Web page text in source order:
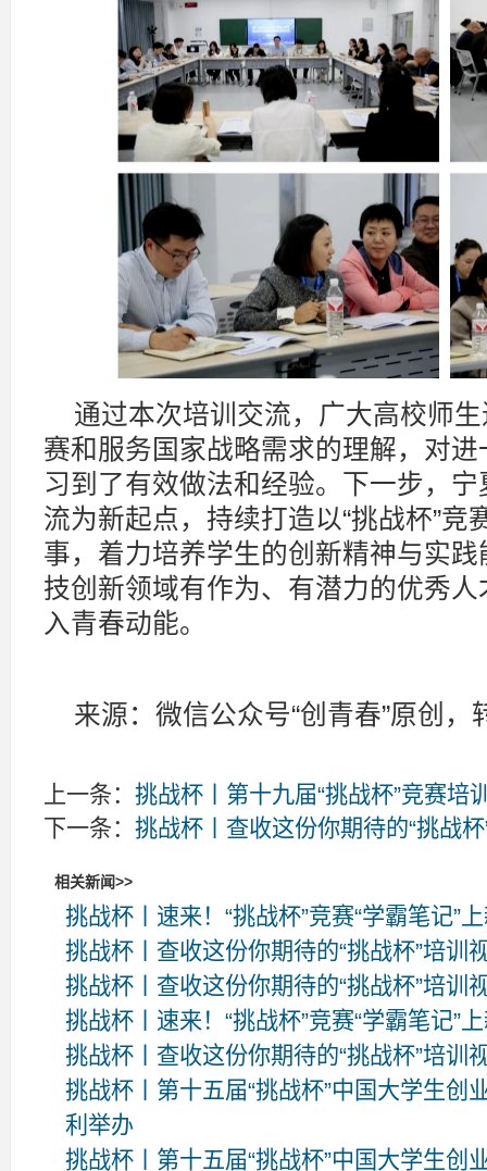
通过本次培训交流，广大高校师
赛和服务国家战略需求的理解，对
习到了有效做法和经验。下一步，
流为新起点，持续打造以“挑战杯”
事，着力培养学生的创新精神与实
技创新领域有作为、有潜力的优秀
入青春动能。
来源：微信公众号“创青春”原创，
上一条： 挑战杯丨第十九届“挑战杯”竞赛
下一条： 挑战杯丨查收这份你期待的“挑战
相关新闻>>
挑战杯丨速来！“挑战杯”竞赛“学霸笔记”
挑战杯丨查收这份你期待的“挑战杯”培训
挑战杯丨查收这份你期待的“挑战杯”培训
挑战杯丨速来！“挑战杯”竞赛“学霸笔记”
挑战杯丨查收这份你期待的“挑战杯”培训
挑战杯丨第十五届“挑战杯”中国大学生创
利举办
挑战杯丨第十五届“挑战杯”中国大学生创